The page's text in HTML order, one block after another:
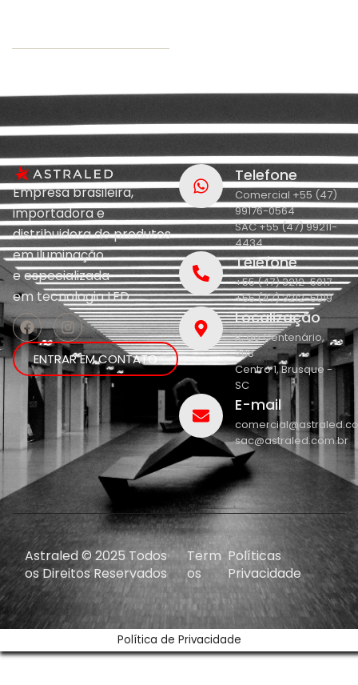
Empresa brasileira,
importadora e
distribuidora de produtos
em iluminação
eespecializada
emtecnologia LED.
ENTRAR EM CONTATO
Telefone
Comercial +55 (47)
99176-0564
SAC +55 (47) 99211-
4434
Telefone
+55 (47) 3212-5017
+55 (47) 3212-5019
Localização
R. do Centenário,
208
Centro 1, Brusque -
SC
E-mail
sac@astraled.com.br
Astraled © 2025 Todos
os Direitos Reservados
Term
os
Políticas
Privacidade
Política de Privacidade